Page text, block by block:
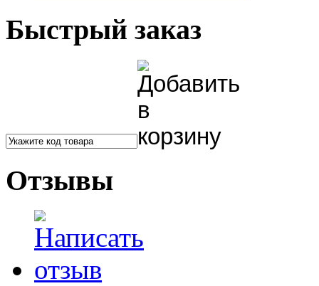
Быстрый заказ
Отзывы